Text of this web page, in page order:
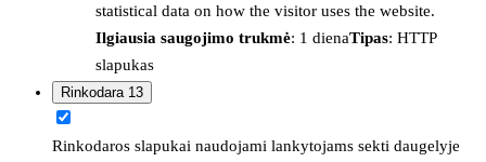
statistical data on how the visitor uses the website.
Ilgiausia saugojimo trukmė: 1 dienaTipas: HTTP
slapukas
Rinkodara 13
Rinkodaros slapukai naudojami lankytojams sekti daugelyje